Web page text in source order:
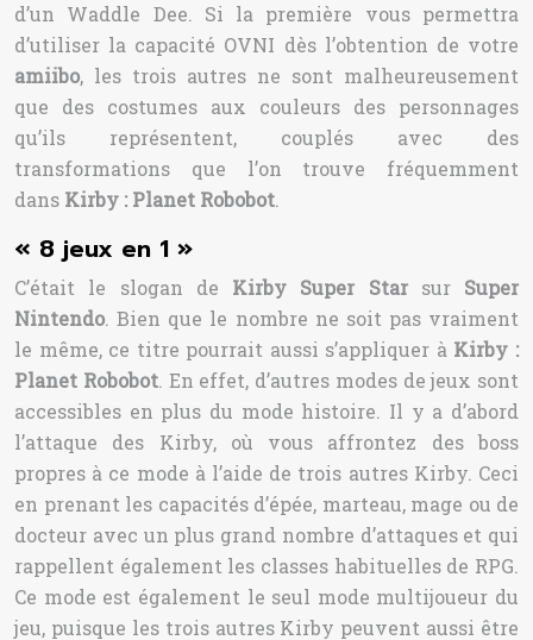
d’un Waddle Dee. Si la première vous permettra
d’utiliser la capacité OVNI dès l’obtention de votre
amiibo, les trois autres ne sont malheureusement
que des costumes aux couleurs des personnages
qu’ils représentent, couplés avec des
transformations que l’on trouve fréquemment
dans Kirby : Planet Robobot.
« 8 jeux en 1 »
C’était le slogan de Kirby Super Starsur Super
Nintendo. Bien que le nombre ne soit pas vraiment
le même, ce titre pourrait aussi s’appliquer à Kirby :
Planet Robobot. En effet, d’autres modes de jeux sont
accessibles en plus du mode histoire. Il y a d’abord
l’attaque des Kirby, où vous affrontez des boss
propres à ce mode à l’aide de trois autres Kirby. Ceci
en prenant les capacités d’épée, marteau, mage ou de
docteur avec un plus grand nombre d’attaques et qui
rappellent également les classes habituelles de RPG.
Ce mode est également le seul mode multijoueur du
jeu, puisque les trois autres Kirby peuvent aussi être